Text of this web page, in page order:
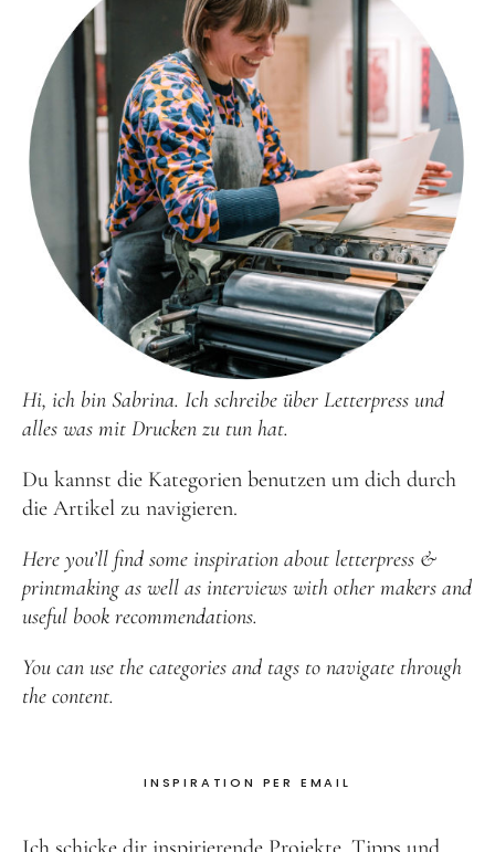
Hi, ich bin Sabrina. Ich schreibe über Letterpress und
alles was mit Drucken zu tun hat.
Du kannst die Kategorien benutzen um dich durch
die Artikel zu navigieren.
Here you’ll find some inspiration about letterpress &
printmaking as well as interviews with other makers and
useful book recommendations.
You can use the categories and tags to navigate through
the content.
INSPIRATION PER EMAIL